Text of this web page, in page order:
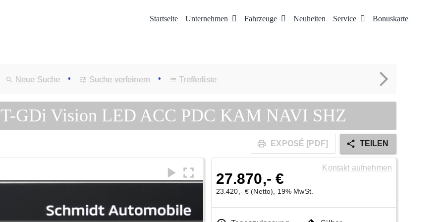
Startseite Unternehmen Fahrzeuge Neuheiten Service Bonuskarte
Neue Suche • Suche verfeinern • Trefferliste
T-GDi Vision LED ACC PDC KAM NAVI SHZ
EXPOSÉ [PDF] TEILEN
27.870,- €
23.420,- € (Netto), 19% MwSt.
Kontakt aufnehmen